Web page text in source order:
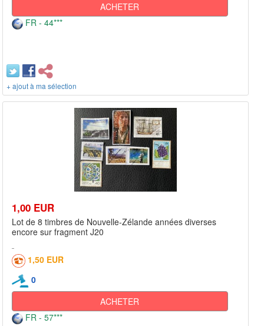
ACHETER
FR - 44***
+ ajout à ma sélection
1,00 EUR
Lot de 8 timbres de Nouvelle-Zélande années diverses
encore sur fragment J20
1,50 EUR
0
ACHETER
FR - 57***